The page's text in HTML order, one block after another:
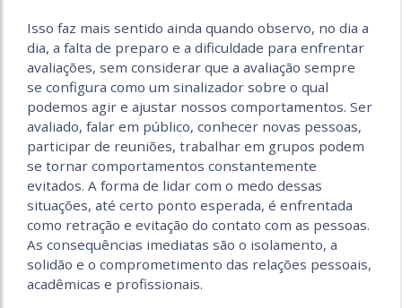
Isso faz mais sentido ainda quando observo, no dia a
dia, a falta de preparo e a dificuldade para enfrentar
avaliações, sem considerar que a avaliação sempre
se configura como um sinalizador sobre o qual
podemos agir e ajustar nossos comportamentos. Ser
avaliado, falar em público, conhecer novas pessoas,
participar de reuniões, trabalhar em grupos podem
se tornar comportamentos constantemente
evitados. A forma de lidar com o medo dessas
situações, até certo ponto esperada, é enfrentada
como retração e evitação do contato com as pessoas.
As consequências imediatas são o isolamento, a
solidão e o comprometimento das relações pessoais,
acadêmicas e profissionais.